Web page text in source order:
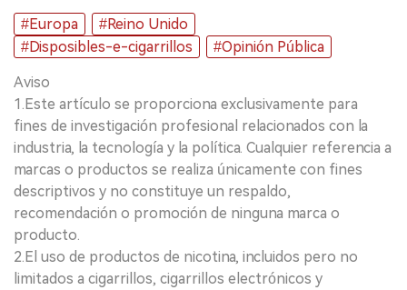
#Europa
#Reino Unido
#Disposibles-e-cigarrillos
#Opinión Pública
Aviso
1.Este artículo se proporciona exclusivamente para
fines de investigación profesional relacionados con la
industria, la tecnología y la política. Cualquier referencia a
marcas o productos se realiza únicamente con fines
descriptivos y no constituye un respaldo,
recomendación o promoción de ninguna marca o
producto.
2.El uso de productos de nicotina, incluidos pero no
limitados a cigarrillos, cigarrillos electrónicos y